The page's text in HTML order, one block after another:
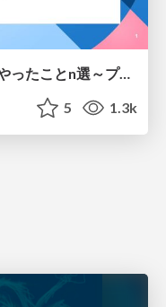
Claude Code全社展開のためにやったことn選～プラグイン302個・コミッター271人を支えるために～
5 1.3k